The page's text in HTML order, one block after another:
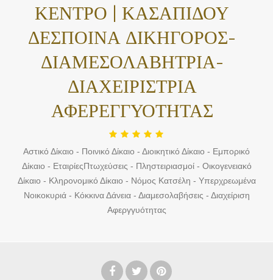
ΚΕΝΤΡΟ | ΚΑΣΑΠΙΔΟΥ
ΔΕΣΠΟΙΝΑ ΔΙΚΗΓΟΡΟΣ-
ΔΙΑΜΕΣΟΛΑΒΗΤΡΙΑ-
ΔΙΑΧΕΙΡΙΣΤΡΙΑ
ΑΦΕΡΕΓΓΥΟΤΗΤΑΣ
Αστικό Δίκαιο - Ποινικό Δίκαιο - Διοικητικό Δίκαιο - Εμπορικό
Δίκαιο - ΕταιρίεςΠτωχεύσεις - Πληστειριασμοί - Οικογενειακό
Δίκαιο - Κληρονομικό Δίκαιο - Νόμος Κατσέλη - Υπερχρεωμένα
Νοικοκυριά - Κόκκινα Δάνεια - Διαμεσολαβήσεις - Διαχείριση
Αφεργγυότητας